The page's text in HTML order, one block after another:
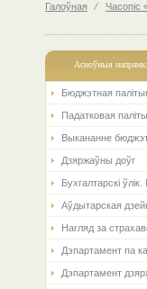
Галоўная ⁄ Часопіс
Асноўныя напрамкi
Бюджэтная
Падатковая
Выкананне
Дзяржаўны доўг
Бухгалтарскі
Аўдытарская
Нагляд за
Дэпартамент па
Дэпартамент